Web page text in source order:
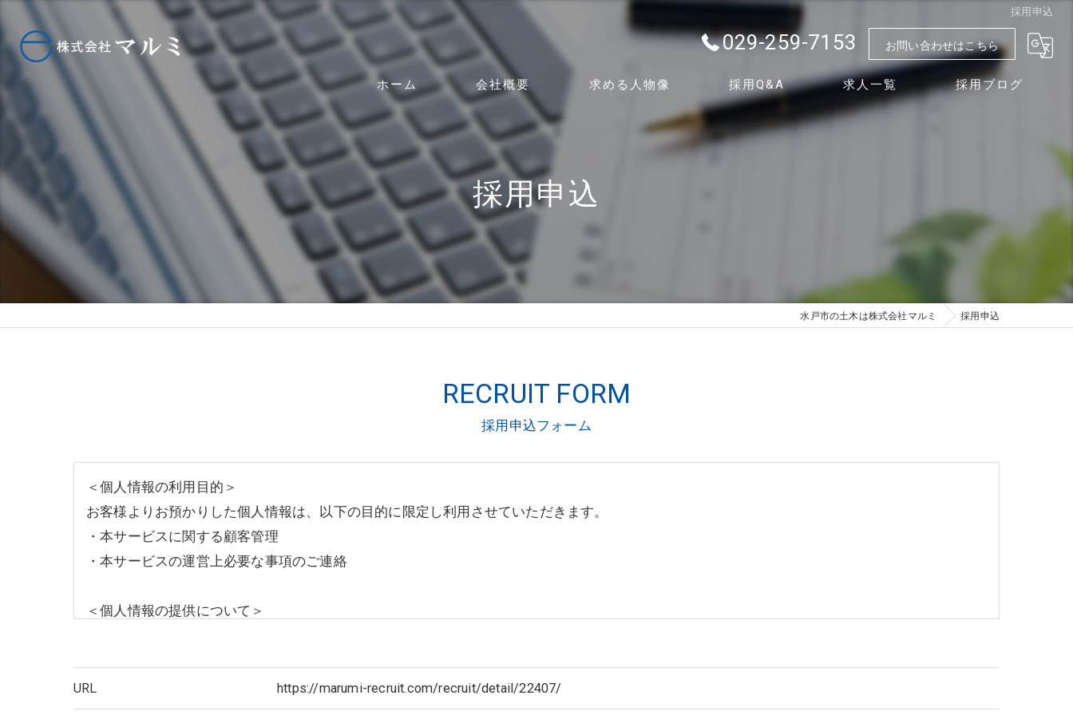
採用申込
029-259-7153 お問い合わせはこちら
ホーム 会社概要
代表挨拶
ビジョン
事業案内
漫画特集
求める人物像 採用Q&A 求人一覧 採用ブログ
採用申込
水戸市の土木は株式会社マルミ 採用申込
採用申込フォーム
RECRUIT FORM
＜個人情報の利用目的＞
お客様よりお預かりした個人情報は、以下の目的に限定し利用させていただきます。
・本サービスに関する顧客管理
・本サービスの運営上必要な事項のご連絡
＜個人情報の提供について＞
＜個人情報の委託について＞
URL https://marumi-recruit.com/recruit/detail/22407/